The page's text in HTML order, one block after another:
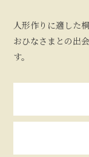
人形作りに適した
おひなさまとの出
す。